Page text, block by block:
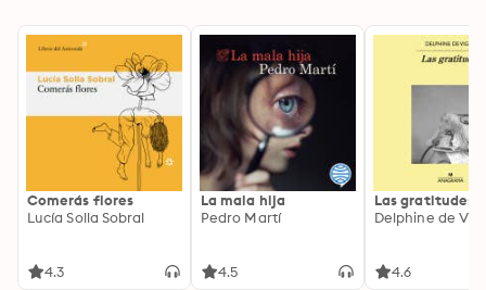
Comerás flores
Lucía Solla Sobral
4.3
La mala hija
Pedro Martí
4.5
Las gratitudes
Delphine de
4.6